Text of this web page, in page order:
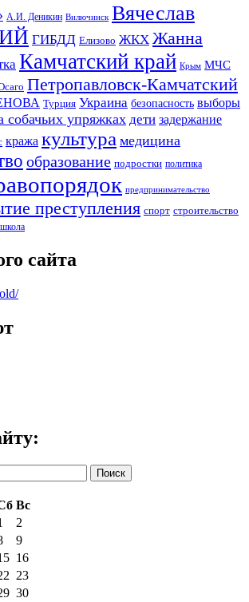
А.И. Деникин Вилючинск Вячеслав
ГИБДД Елизово ЖКХ Жанна
Камчатский край Крым МЧС
Петропавловск-Камчатский
Турция Украина безопасность выборы
собачьих упряжках дети задержание
кража культура медицина
образование подростки политика
предпринимательство
преступления спорт строительство
школа
сайта
ПОЛИТИЧЕСКОЕ
КРАЯ.
Вс
2
9
16
23
30